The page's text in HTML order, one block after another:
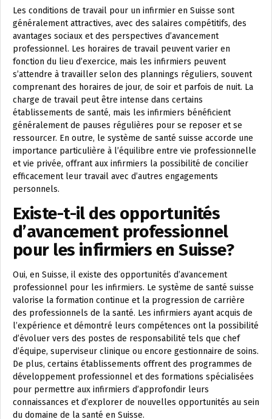
Les conditions de travail pour un infirmier en Suisse sont
généralement attractives, avec des salaires compétitifs, des
avantages sociaux et des perspectives d’avancement
professionnel. Les horaires de travail peuvent varier en
fonction du lieu d’exercice, mais les infirmiers peuvent
s’attendre à travailler selon des plannings réguliers, souvent
comprenant des horaires de jour, de soir et parfois de nuit. La
charge de travail peut être intense dans certains
établissements de santé, mais les infirmiers bénéficient
généralement de pauses régulières pour se reposer et se
ressourcer. En outre, le système de santé suisse accorde une
importance particulière à l’équilibre entre vie professionnelle
et vie privée, offrant aux infirmiers la possibilité de concilier
efficacement leur travail avec d’autres engagements
personnels.
Existe-t-il des opportunités
d’avancement professionnel
pour les infirmiers en Suisse?
Oui, en Suisse, il existe des opportunités d’avancement
professionnel pour les infirmiers. Le système de santé suisse
valorise la formation continue et la progression de carrière
des professionnels de la santé. Les infirmiers ayant acquis de
l’expérience et démontré leurs compétences ont la possibilité
d’évoluer vers des postes de responsabilité tels que chef
d’équipe, superviseur clinique ou encore gestionnaire de soins.
De plus, certains établissements offrent des programmes de
développement professionnel et des formations spécialisées
pour permettre aux infirmiers d’approfondir leurs
connaissances et d’explorer de nouvelles opportunités au sein
du domaine de la santé en Suisse.